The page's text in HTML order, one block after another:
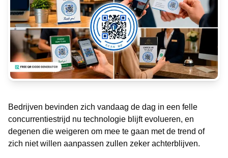
Bedrijven bevinden zich vandaag de dag in een felle
concurrentiestrijd nu technologie blijft evolueren, en
degenen die weigeren om mee te gaan met de trend of
zich niet willen aanpassen zullen zeker achterblijven.